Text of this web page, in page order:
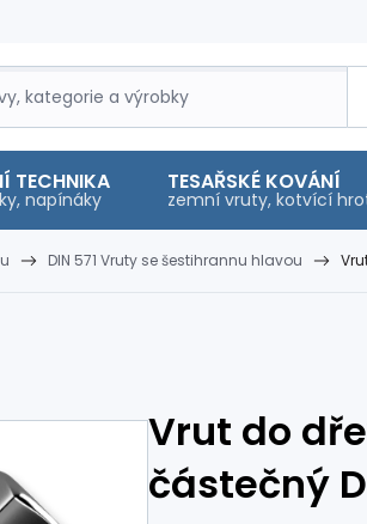
TECHNIKA
napínáky
TESAŘSKÉ KOVÁNÍ
zemní vruty, kotvící
DIN 571 Vruty se šestihrannu hlavou
Vrut do
částečný